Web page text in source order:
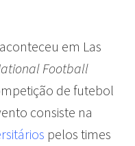
em Las
Football
de futebol
consiste na
pelos times